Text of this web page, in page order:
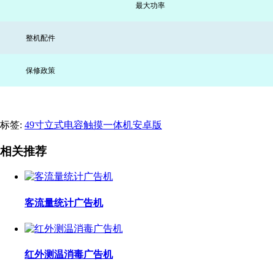
最大功率
整机配件
保修政策
标签: 49寸立式电容触摸一体机安卓版
相关推荐
客流量统计广告机
红外测温消毒广告机